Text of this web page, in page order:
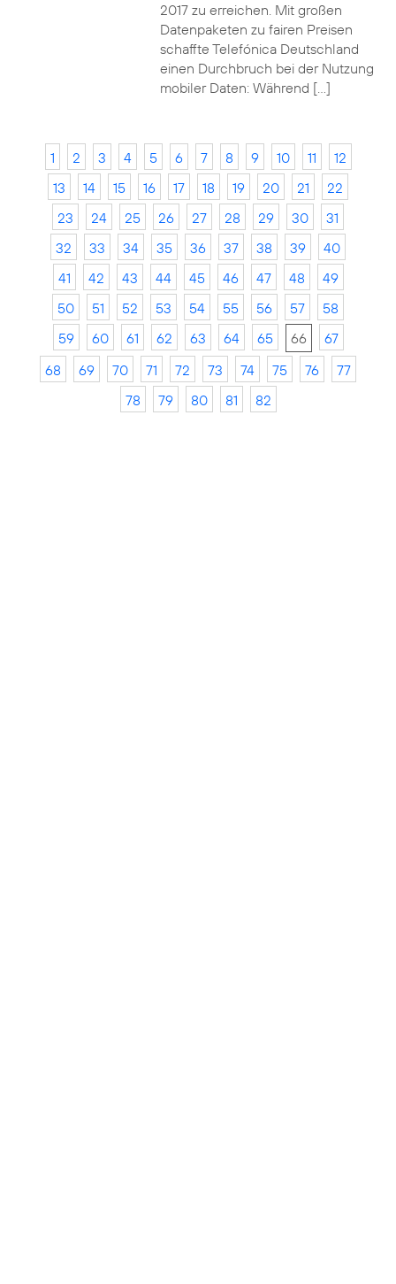
2017 zu erreichen. Mit großen
Datenpaketen zu fairen Preisen
schaffte Telefónica Deutschland
einen Durchbruch bei der Nutzung
mobiler Daten: Während […]
1 2 3 4 5 6 7 8 9 10 11
12
13
14 15 16 17 18 19 20 21
22
23
24 25 26 27 28 29 30
31
32
33 34 35 36 37 38 39
40
41
42 43 44 45 46 47 48
49
50
51 52 53 54 55 56 57
58
59
60 61 62 63 64 65 66
67
68
69 70 71 72 73 74 75 76
77
78
79 80 81 82